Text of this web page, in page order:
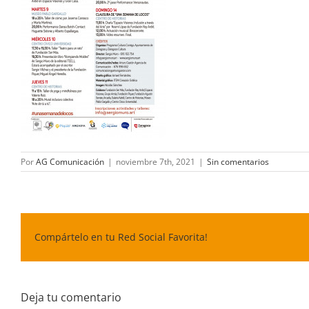
PorAG Comunicación | noviembre 7th, 2021 | Sin comentarios
Compártelo en tu Red Social Favorita!
Deja tu comentario